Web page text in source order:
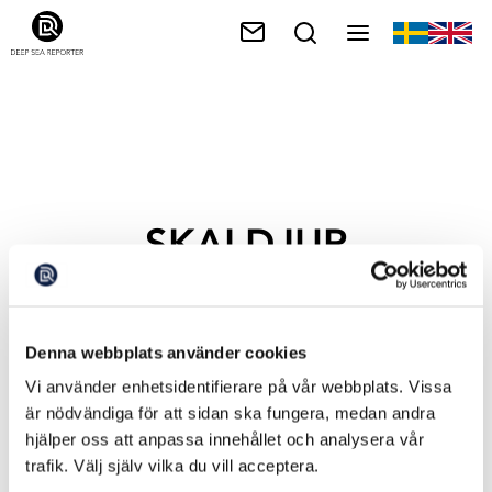
Denna webbplats använder cookies
Vi använder enhetsidentifierare på vår webbplats. Vissa
är nödvändiga för att sidan ska fungera, medan andra
hjälper oss att anpassa innehållet och analysera vår
trafik. Välj själv vilka du vill acceptera.
SKALDJUR